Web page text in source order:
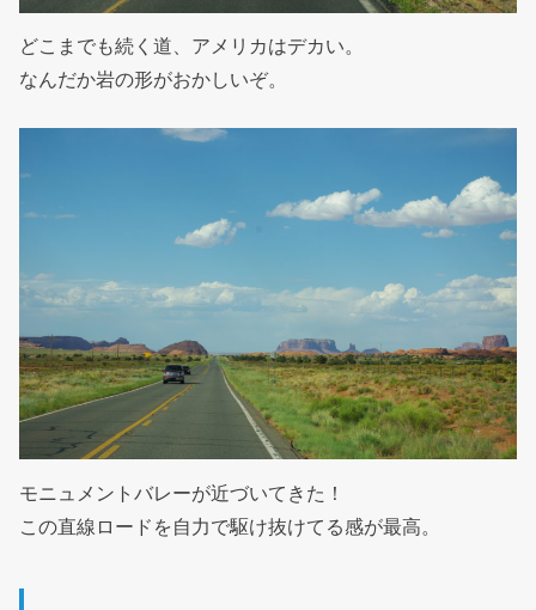
どこまでも続く道、アメリカはデカい。
なんだか岩の形がおかしいぞ。
モニュメントバレーが近づいてきた！
この直線ロードを自力で駆け抜けてる感が最高。